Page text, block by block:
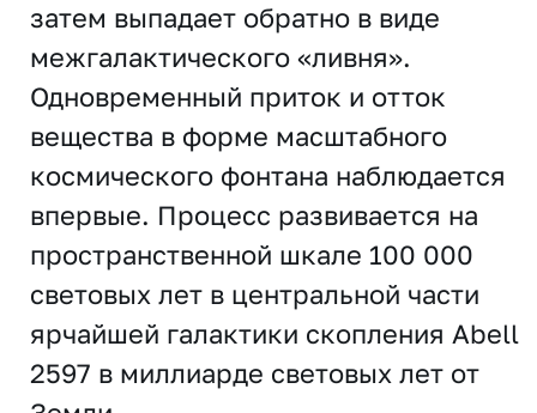
затем выпадает обратно в виде
межгалактического «ливня».
Одновременный приток и отток
вещества в форме масштабного
космического фонтана наблюдается
впервые. Процесс развивается на
пространственной шкале 100 000
световых лет в центральной части
ярчайшей галактики скопления Abell
2597 в миллиарде световых лет от